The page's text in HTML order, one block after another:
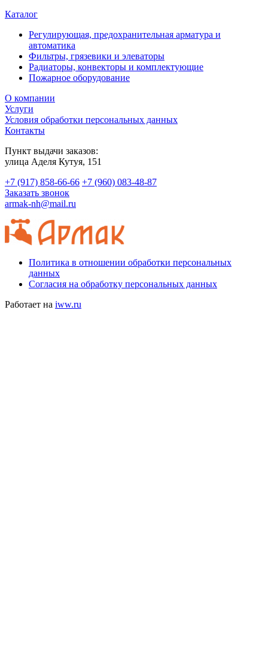
Каталог
Регулирующая, предохранительная арматура и
автоматика
Фильтры, грязевики и элеваторы
Радиаторы, конвекторы и комплектующие
Пожарное оборудование
О компании
Услуги
Условия обработки персональных данных
Контакты
Пункт выдачи заказов:
​улица Аделя Кутуя, 151
+7 (917) 858-66-66 +7 (960) 083-48-87
Заказать звонок
armak-nh@mail.ru
Политика в отношении обработки персональных
данных
Согласия на обработку персональных данных
Работает на iww.ru